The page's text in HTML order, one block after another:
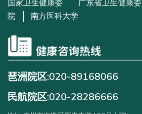
国家卫生健康委 广东省卫生健康委
院
南方医科大学
琶洲院区:020-89168066
民航院区:020-28286666